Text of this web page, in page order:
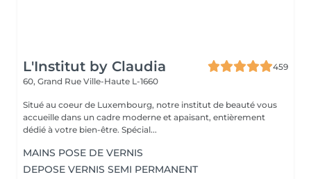
L'Institut by Claudia
459
60, Grand Rue Ville-Haute L-1660
Situé au coeur de Luxembourg, notre institut de beauté vous
accueille dans un cadre moderne et apaisant, entièrement
dédié à votre bien-être. Spécial...
MAINS POSE DE VERNIS
DEPOSE VERNIS SEMI PERMANENT